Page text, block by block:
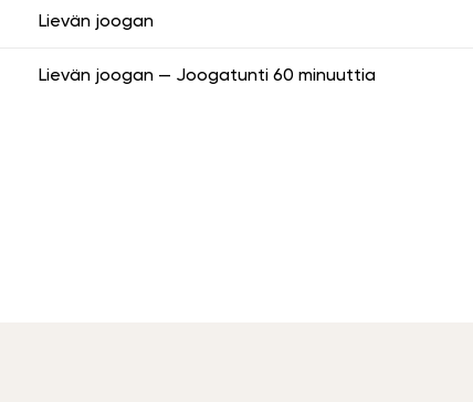
Lievän joogan
Lievän joogan — Joogatunti 60 minuuttia